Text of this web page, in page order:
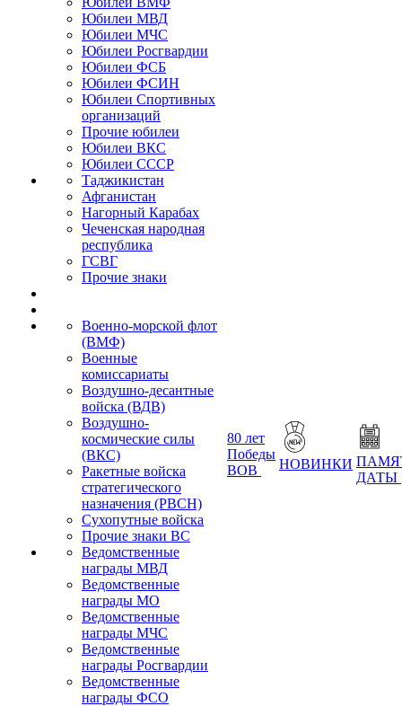
Юбилеи МВД
Юбилеи МЧС
Юбилеи Росгвардии
Юбилеи ФСБ
Юбилеи ФСИН
Юбилеи Спортивных
организаций
Прочие юбилеи
Юбилеи ВКС
Юбилеи СССР
Таджикистан
Афганистан
Нагорный Карабах
Чеченская народная
республика
ГСВГ
Прочие знаки
Военно-морской флот
(ВМФ)
Военные
комиссариаты
Воздушно-десантные
войска (ВДВ)
Воздушно-
космические силы
(ВКС)
Ракетные войска
стратегического
назначения (РВСН)
Сухопутные войска
Прочие знаки ВС
Ведомственные
награды МВД
Ведомственные
награды МО
Ведомственные
награды МЧС
Ведомственные
награды Росгвардии
Ведомственные
награды ФСО
80 лет
Победы
ВОВ
НОВИНКИ
ДАТЫ